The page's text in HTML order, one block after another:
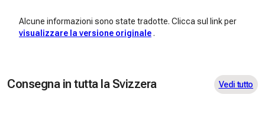
Alcune informazioni sono state tradotte. Clicca sul link per
visualizzare la versione originale .
Consegna in tutta la Svizzera Vedi tutto